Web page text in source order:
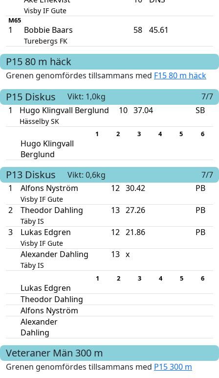
Visby IF Gute
M65
1 Bobbie Baars
Turebergs FK
58 45.61
P15 80 m häck
Grenen genomfördes tillsammans med F15 80 m häck
P15 Diskus Vikt: 1,0kg
7/7
1
Hugo Klingvall Berglund
Hässelby SK
10 37.04 SB
1 2 3 4 5 6
Hugo Klingvall
Berglund
P13 Diskus Vikt: 0,6kg
7/7
1
Alfons Nyström
Visby IF Gute
12 30.42 PB
2 Theodor Dahling
Täby IS
13 27.26 PB
3 Lukas Edgren
Visby IF Gute
12 21.86 PB
Alexander Dahling
Täby IS
13 x
1 2 3 4 5 6
Lukas Edgren
Theodor Dahling
Alfons Nyström
Alexander
Dahling
Veteraner Män 300 m
Grenen genomfördes tillsammans med P15 300 m